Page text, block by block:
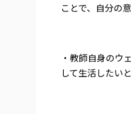
ことで、自分の
・教師自身のウ
して生活したい